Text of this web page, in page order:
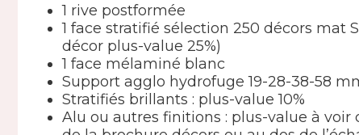
1 rive postformée
1 face stratifié sélection 250 décors mat
décor plus-value 25%)
1 face mélaminé blanc
Support agglo hydrofuge 19-28-38-58
Stratifiés brillants : plus-value 10%
Alu ou autres finitions : plus-value à voir